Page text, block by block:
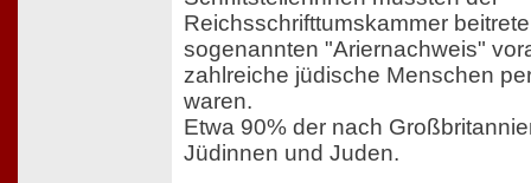
Reichsschrifttumskammer
sogenannten "Ariernachweis"
zahlreiche jüdische Menschen
waren.
Etwa 90% der nach
Jüdinnen und Juden.